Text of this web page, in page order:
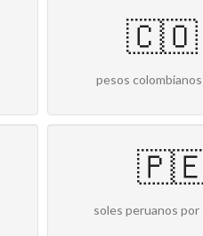
🇨🇴
pesos
🇵🇪
soles peruanos